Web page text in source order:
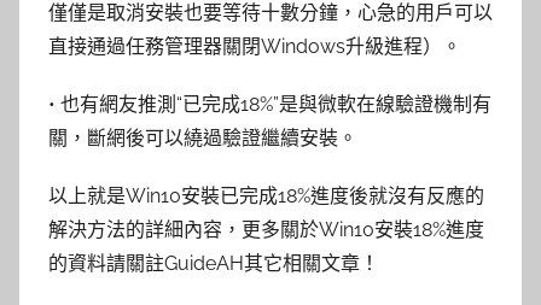
僅僅是取消安裝也要等待十數分鐘，心急的用戶可以
直接通過任務管理器關閉Windows升級進程）。
• 也有網友推測“已完成18%”是與微軟在線驗證機制有
關，斷網後可以繞過驗證繼續安裝。
以上就是Win10安裝已完成18%進度後就沒有反應的
解決方法的詳細內容，更多關於Win10安裝18%進度
的資料請關註GuideAH其它相關文章！